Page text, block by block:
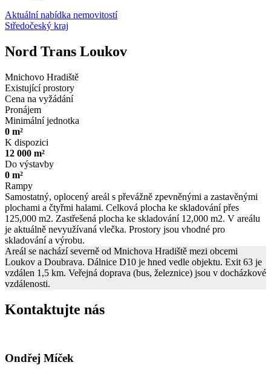
Aktuální nabídka nemovitostí
Středočeský kraj
Nord Trans Loukov
Mnichovo Hradiště
Existující prostory
Cena na vyžádání
Pronájem
Minimální jednotka
0 m²
K dispozici
12 000 m²
Do výstavby
0 m²
Rampy
Samostatný, oplocený areál s převážně zpevněnými a zastavěnými
plochami a čtyřmi halami. Celková plocha ke skladování přes
125,000 m2. Zastřešená plocha ke skladování 12,000 m2. V areálu
je aktuálně nevyužívaná vlečka. Prostory jsou vhodné pro
skladování a výrobu.
Areál se nachází severně od Mnichova Hradiště mezi obcemi
Loukov a Doubrava. Dálnice D10 je hned vedle objektu. Exit 63 je
vzdálen 1,5 km. Veřejná doprava (bus, železnice) jsou v docházkové
vzdálenosti.
Kontaktujte nás
Ondřej Míček